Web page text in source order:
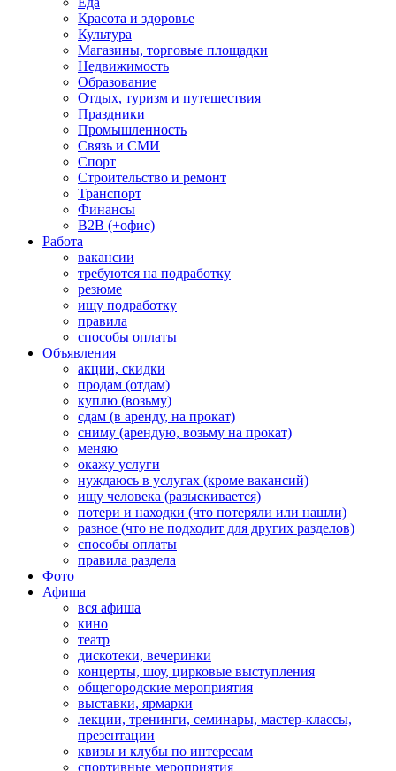
Красота и здоровье
Культура
Магазины, торговые площадки
Недвижимость
Образование
Отдых, туризм и путешествия
Праздники
Промышленность
Связь и СМИ
Спорт
Строительство и ремонт
Транспорт
Финансы
B2B (+офис)
Работа
вакансии
требуются на подработку
резюме
ищу подработку
правила
способы оплаты
Объявления
акции, скидки
продам (отдам)
куплю (возьму)
сдам (в аренду, на прокат)
сниму (арендую, возьму на прокат)
меняю
окажу услуги
нуждаюсь в услугах (кроме вакансий)
ищу человека (разыскивается)
потери и находки (что потеряли или нашли)
разное (что не подходит для других разделов)
способы оплаты
правила раздела
Фото
Афиша
вся афиша
кино
театр
дискотеки, вечеринки
концерты, шоу, цирковые выступления
общегородские мероприятия
выставки, ярмарки
лекции, тренинги, семинары, мастер-классы,
презентации
квизы и клубы по интересам
спортивные мероприятия